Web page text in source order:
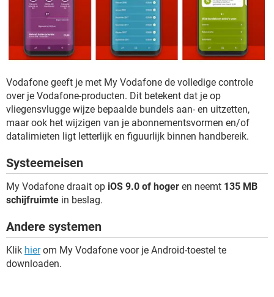
Vodafone geeft je met My Vodafone de volledige controle
over je Vodafone-producten. Dit betekent dat je op
vliegensvlugge wijze bepaalde bundels aan- en uitzetten,
maar ook het wijzigen van je abonnementsvormen en/of
datalimieten ligt letterlijk en figuurlijk binnen handbereik.
Systeemeisen
My Vodafone draait op iOS 9.0 of hoger en neemt 135 MB
schijfruimte in beslag.
Andere systemen
Klik hierom My Vodafone voor je Android-toestel te
downloaden.